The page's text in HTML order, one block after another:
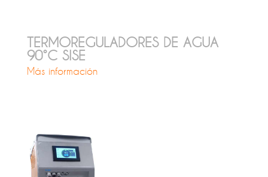
TERMOREGULADORES DE AGUA
90°C SISE
Más información